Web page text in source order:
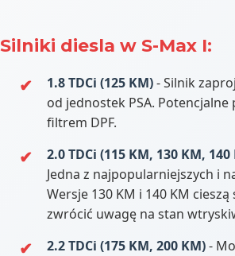
Silniki diesla w S-Max I:
1.8 TDCi (125 KM)- Silnik
od jednostek PSA.
filtrem DPF.
2.0 TDCi (115 KM, 130 KM,
Jedna z najpopularniejszych i
Wersje 130 KM i 140 KM
zwrócić uwagę na stan
2.2 TDCi (175 KM, 200 KM)-